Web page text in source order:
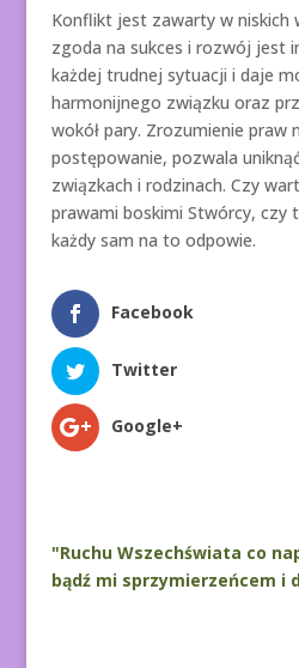
Konflikt jest zawarty w niskich
zgoda na sukces i rozwój jest
każdej trudnej sytuacji i daje
harmonijnego związku oraz
wokół pary. Zrozumienie praw
postępowanie, pozwala
związkach i rodzinach. Czy
prawami boskimi Stwórcy, czy
każdy sam na to odpowie.
Facebook
Twitter
Google+
"Ruchu Wszechświata co
bądź mi sprzymierzeńcem i